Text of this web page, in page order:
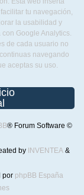
tu navegación,
la usabilidad y
Google Analytics.
de cada usuario no
navegando
aceptas su uso.
® Forum Software ©
by INVENTEA &
por phpBB España